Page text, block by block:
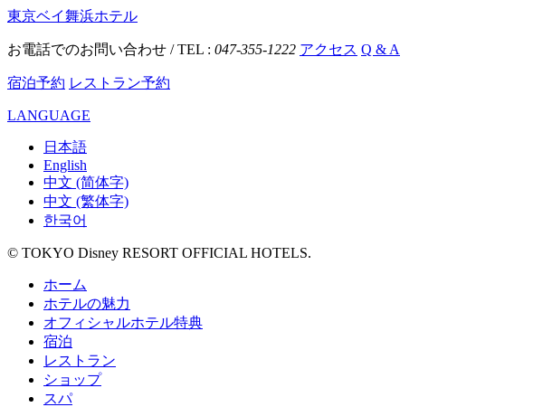
東京ベイ舞浜ホテル
お電話でのお問い合わせ / TEL : 047-355-1222 アクセス Q & A
宿泊予約 レストラン予約
LANGUAGE
日本語
English
中文 (简体字)
中文 (繁体字)
한국어
© TOKYO Disney RESORT OFFICIAL HOTELS.
ホーム
ホテルの魅力
オフィシャルホテル特典
宿泊
レストラン
ショップ
スパ